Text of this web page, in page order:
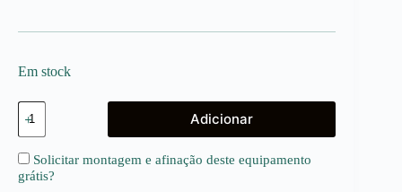
Em stock
Quantidade
de
Ancinho
10
dentes,
19
Adicionar
Solicitar montagem e afinação deste equipamento
grátis?